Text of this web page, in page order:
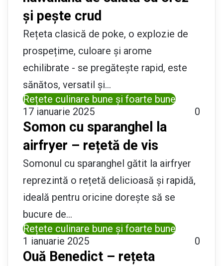
și pește crud
Rețeta clasică de poke, o explozie de
prospețime, culoare și arome
echilibrate - se pregătește rapid, este
sănătos, versatil și…
Rețete culinare bune și foarte bune
17 ianuarie 2025
0
Somon cu sparanghel la
airfryer – rețetă de vis
Somonul cu sparanghel gătit la airfryer
reprezintă o rețetă delicioasă și rapidă,
ideală pentru oricine dorește să se
bucure de…
Rețete culinare bune și foarte bune
1 ianuarie 2025
0
Ouă Benedict – rețeta